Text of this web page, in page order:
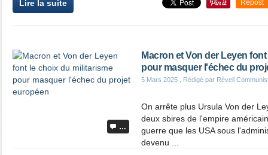
Lire la suite Repost
…
Macron et Von der Leyen
pour masquer l'échec du
5 Mars 2025 , Rédigé par Réveil
On arrête plus Ursula Von der
deux sbires de l'empire
guerre que les USA sous
devenu ...